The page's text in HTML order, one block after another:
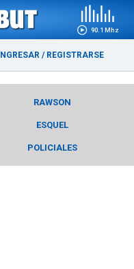
90.1 Mhz
INGRESAR / REGISTRARSE
RAWSON
ESQUEL
POLICIALES